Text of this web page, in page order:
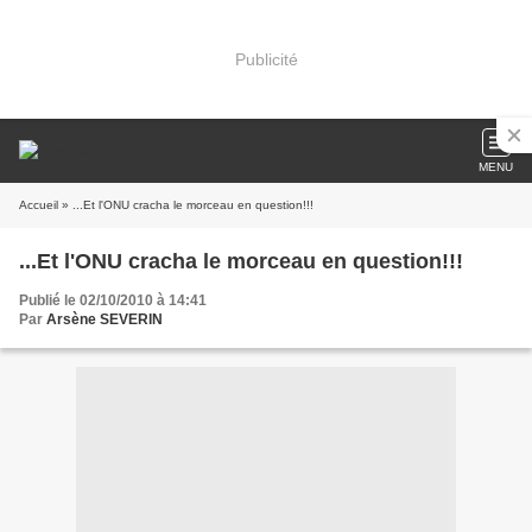
Publicité
MENU
Accueil » ...Et l'ONU cracha le morceau en question!!!
...Et l'ONU cracha le morceau en question!!!
Publié le 02/10/2010 à 14:41
Par Arsène SEVERIN